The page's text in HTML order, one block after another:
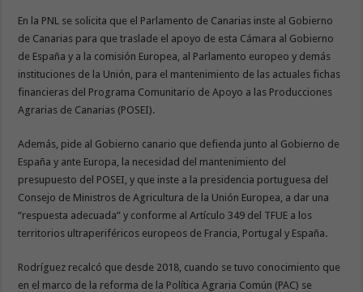
En la PNL se solicita que el Parlamento de Canarias inste al Gobierno
de Canarias para que traslade el apoyo de esta Cámara al Gobierno
de España y a la comisión Europea, al Parlamento europeo y demás
instituciones de la Unión, para el mantenimiento de las actuales fichas
financieras del Programa Comunitario de Apoyo a las Producciones
Agrarias de Canarias (POSEI).
Además, pide al Gobierno canario que defienda junto al Gobierno de
España y ante Europa, la necesidad del mantenimiento del
presupuesto del POSEI, y que inste a la presidencia portuguesa del
Consejo de Ministros de Agricultura de la Unión Europea, a dar una
“respuesta adecuada” y conforme al Artículo 349 del TFUE a los
territorios ultraperiféricos europeos de Francia, Portugal y España.
Rodríguez recalcó que desde 2018, cuando se tuvo conocimiento que
en el marco de la reforma de la Política Agraria Común (PAC) se